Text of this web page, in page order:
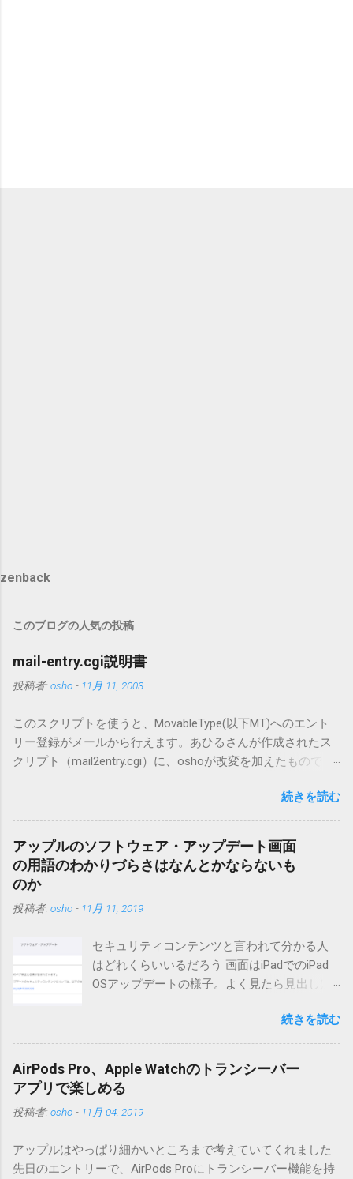
zenback
このブログの人気の投稿
mail-entry.cgi説明書
投稿者: osho - 11月 11, 2003
このスクリプトを使うと、MovableType(以下MT)へのエント
リー登録がメールから行えます。あひるさんが作成されたス
クリプト（mail2entry.cgi）に、oshoが改変を加えたもので
ーも出来ます。 バージョン0.5.3以降の動作確認はMT3.11で行
っています。0.5.2まではMT2.661で確認していました。0.5.3以
降もたぶん動くと思います。 現在のバージョンは0.5.3です。
（2004/12/4リリース）※0.6.3を公開しています。まだ心配な
点が多いため、こちらにはリンクしていません。安定を求め
る方は0.5.3を、新版の機能が必要な方は0.6.3をご利用くださ
い。 こちら からどうぞ。 0.3.6までのバージョンに、エント
版へのアップデートを強くお勧めしてます。 mail-entry.zipを
ダウンロードするにはここをクリックしてください。
（Windowsから解凍したフォルダを見ると「_MACOSX」とい
りませんので無視してください。MacOS XでZIP圧縮している
ため、Mac独自のファイル情報が含まれてしまうようで
す。） Ver.0.3.0以降用の差分ファイルはこちら 。ZIP圧縮して
まとめてあります。いまのバージョン番号と同じバージョン
合は一つずつ順に適用していく必要があります。0.5.0以降
ません。改造してる方向けに、バージョンアップポイントを
続きを読む
アップルのソフトウェア・アップデート画面
の用語のわかりづらさはなんとかならないも
のか
投稿者: osho - 11月 11, 2019
セキュリティコンテンツと言われて分かる人
はどれくらいいるだろう 画面はiPadでのiPad
OSアップデートの様子。よく見たら見出しは
の名前としてはいまだにiOSのままとか、そん
な理由じゃないでしょうね。 それは混乱のも
ア・アップデートのセキュリティコンテンツ
については、以下のWebサイトをご覧くださ
い」の部分。 セキュリティコンテンツ…？ こ
す。人によってはここで悩んだ結果、アップ
デートをしない人も出てきそうですよ。アッ
続きを読む
AirPods Pro、Apple Watchのトランシーバー
アプリで楽しめる
投稿者: osho - 11月 04, 2019
アップルはやっぱり細かいところまで考えていてくれました
先日のエントリーで、AirPods Proにトランシーバー機能を持